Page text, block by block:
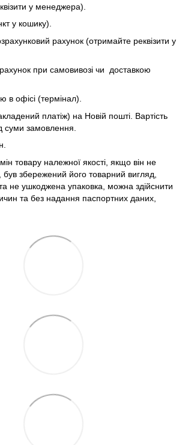
у менеджера).
у кошику).
рахунок (отримайте реквізити у
при самовивозі чи доставкою
в офісі (термінал).
платіж) на Новій пошті. Вартість
суми замовлення.
товару належної якості, якщо він не
був збережений його товарний вигляд,
та не ушкоджена упаковка, можна здійснити
та без надання паспортних даних,